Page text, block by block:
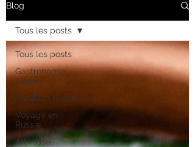
Blog
Tous les posts
Gastronomie
russe
Tradition Russe
Voyage en
Russie
Art russe
Tous les posts